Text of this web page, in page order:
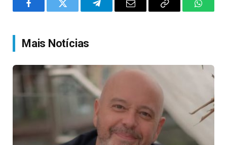
FacebookTwitter TelegramEmail
Copy
Mais Notícias